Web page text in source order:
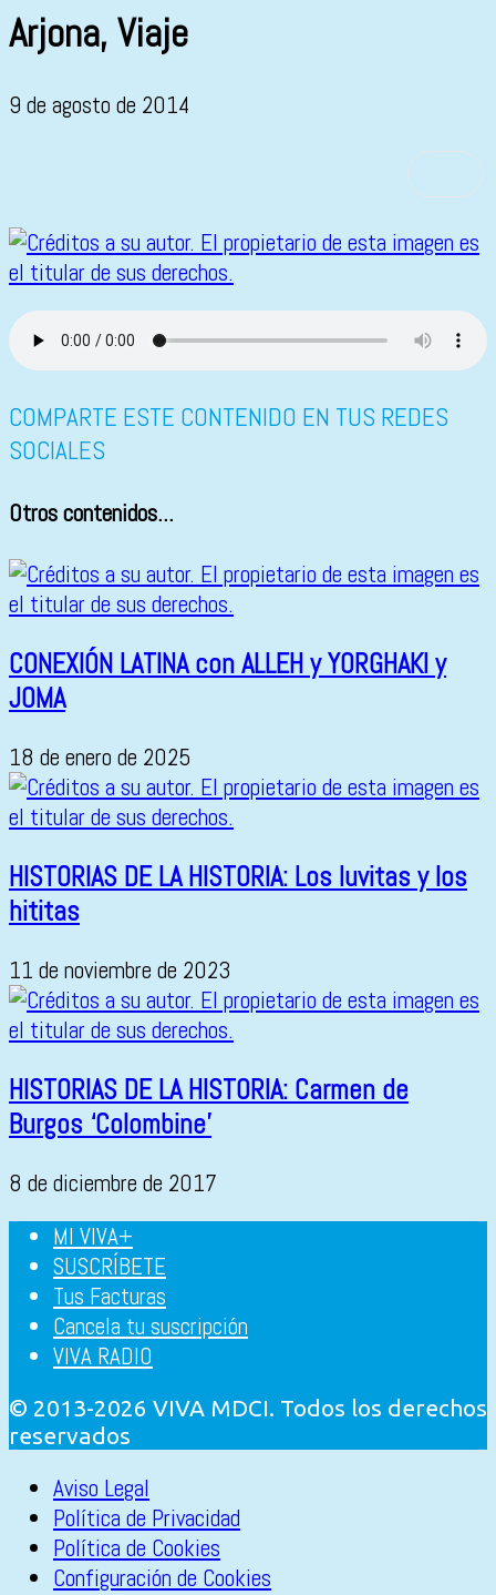
Arjona, Viaje
9 de agosto de 2014
COMPARTE ESTE CONTENIDO EN TUS REDES
SOCIALES
Otros contenidos...
CONEXIÓN LATINA con ALLEH y YORGHAKI y
JOMA
18 de enero de 2025
HISTORIAS DE LA HISTORIA: Los luvitas y los
hititas
11 de noviembre de 2023
HISTORIAS DE LA HISTORIA: Carmen de
Burgos ‘Colombine’
8 de diciembre de 2017
MI VIVA+
SUSCRÍBETE
Tus Facturas
Cancela tu suscripción
VIVA RADIO
© 2013-2026 VIVA MDCI. Todos los derechos
reservados
Aviso Legal
Política de Privacidad
Política de Cookies
Configuración de Cookies